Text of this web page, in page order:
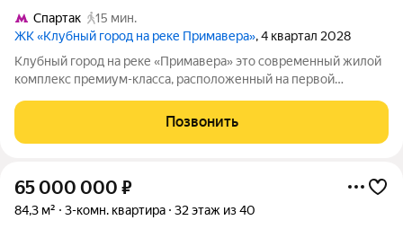
Спартак
15 мин.
ЖК «Клубный город на реке Примавера», 4 квартал 2028
Клубный город на реке «Примавера» это современный жилой
комплекс премиум-класса, расположенный на первой
Покровское-Стрешнево. Под панорамными окнами квартир
находится собственный экопарк с
Позвонить
65 000 000 ₽
84,3 м² 3-комн. квартира 32 этаж из 40